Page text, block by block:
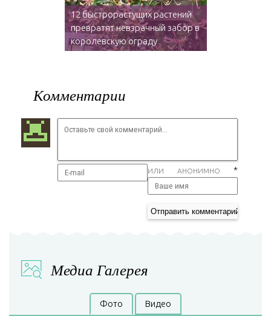
12 быстрорастущих растений
превратят невзрачный забор в
королевскую ограду
Комментарии
ИЛИ АНОНИМНО *
Медиа Галерея
Фото Видео